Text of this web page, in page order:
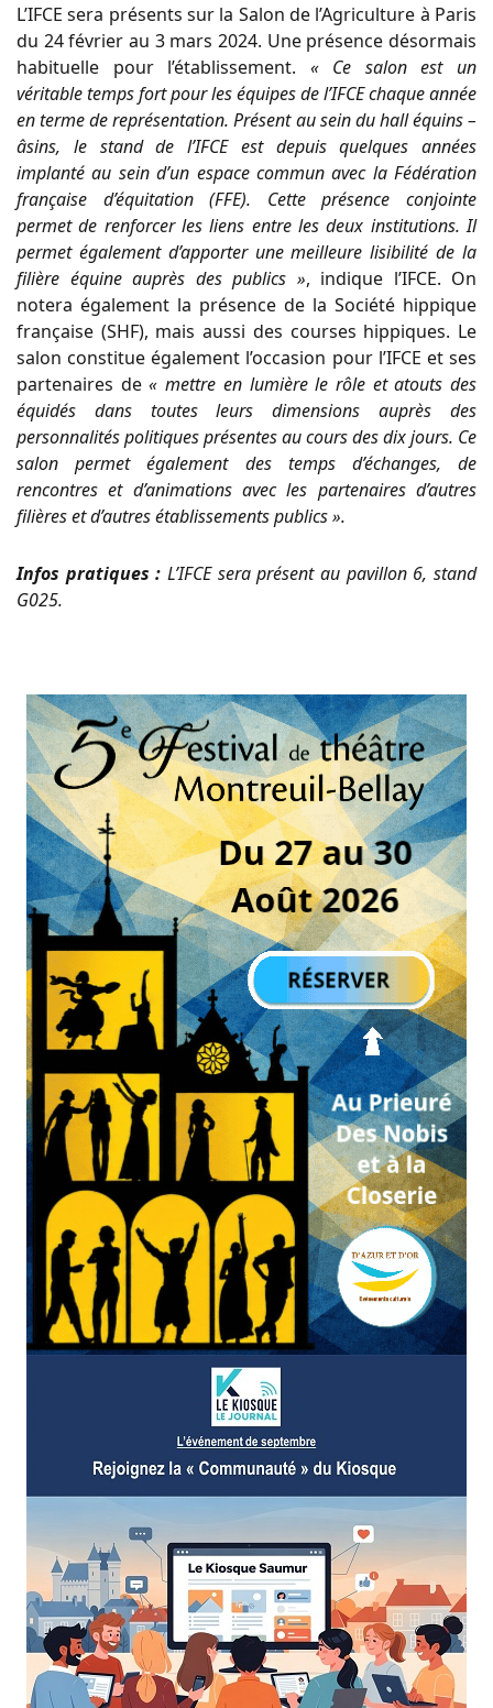
L’IFCE sera présents sur la Salon de l’Agriculture à Paris
du 24 février au 3 mars 2024. Une présence désormais
habituelle pour l’établissement. « Ce salon est un
véritable temps fort pour les équipes de l’IFCE chaque année
en terme de représentation. Présent au sein du hall équins –
âsins, le stand de l’IFCE est depuis quelques années
implanté au sein d’un espace commun avec la Fédération
française d’équitation (FFE). Cette présence conjointe
permet de renforcer les liens entre les deux institutions. Il
permet également d’apporter une meilleure lisibilité de la
filière équine auprès des publics », indique l’IFCE. On
notera également la présence de la Société hippique
française (SHF), mais aussi des courses hippiques. Le
salon constitue également l’occasion pour l’IFCE et ses
partenaires de« mettre en lumière le rôle et atouts des
équidés dans toutes leurs dimensions auprès des
personnalités politiques présentes au cours des dix jours. Ce
salon permet également des temps d’échanges, de
rencontres et d’animations avec les partenaires d’autres
filières et d’autres établissements publics ».
Infos pratiques : L’IFCE sera présent au pavillon 6, stand
G025.